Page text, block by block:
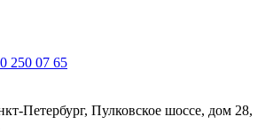
250 07 65
Петербург, Пулковское шоссе, дом 28,